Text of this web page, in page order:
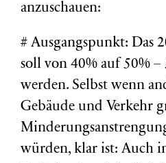
anzuschauen:
# Ausgangspunkt: Das
soll von 40% auf 50% –
werden. Selbst wenn
Gebäude und Verkehr
würden, klar ist: Auch